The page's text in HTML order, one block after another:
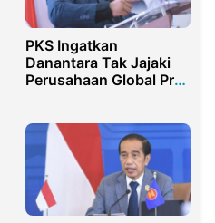
PKS Ingatkan
Danantara Tak Jajaki
Perusahaan Global Pro-